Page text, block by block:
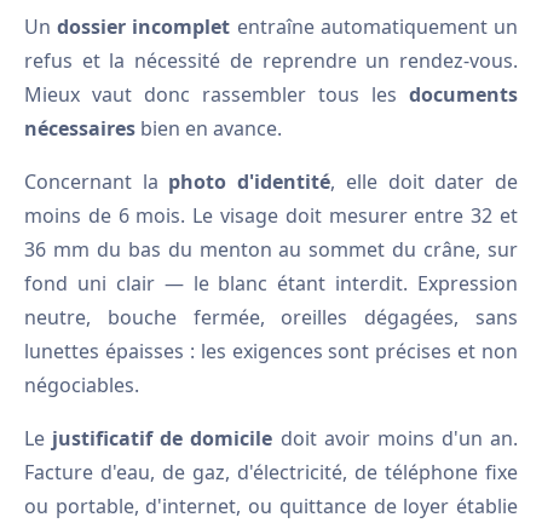
Undossier incomplet entraîne automatiquement un
refus et la nécessité de reprendre un rendez-vous.
Mieux vaut donc rassembler tous les documents
nécessaires bien en avance.
Concernant la photo d'identité, elle doit dater de
moins de 6 mois. Le visage doit mesurer entre 32 et
36 mm du bas du menton au sommet du crâne, sur
fond uni clair — le blanc étant interdit. Expression
neutre, bouche fermée, oreilles dégagées, sans
lunettes épaisses : les exigences sont précises et non
négociables.
Le justificatif de domicile doit avoir moins d'un an.
Facture d'eau, de gaz, d'électricité, de téléphone fixe
ou portable, d'internet, ou quittance de loyer établie